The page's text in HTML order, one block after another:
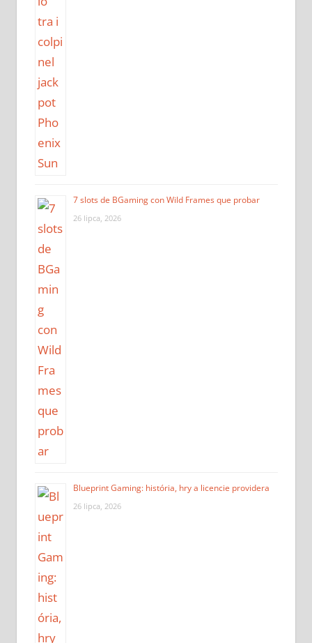
7 slots de BGaming con Wild Frames que probar
26 lipca, 2026
Blueprint Gaming: história, hry a licencie providera
26 lipca, 2026